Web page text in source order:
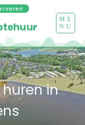
ME
NU
huren in